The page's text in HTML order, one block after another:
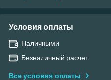
Условия оплаты
Наличными
Безналичный расчет
Все условия оплаты